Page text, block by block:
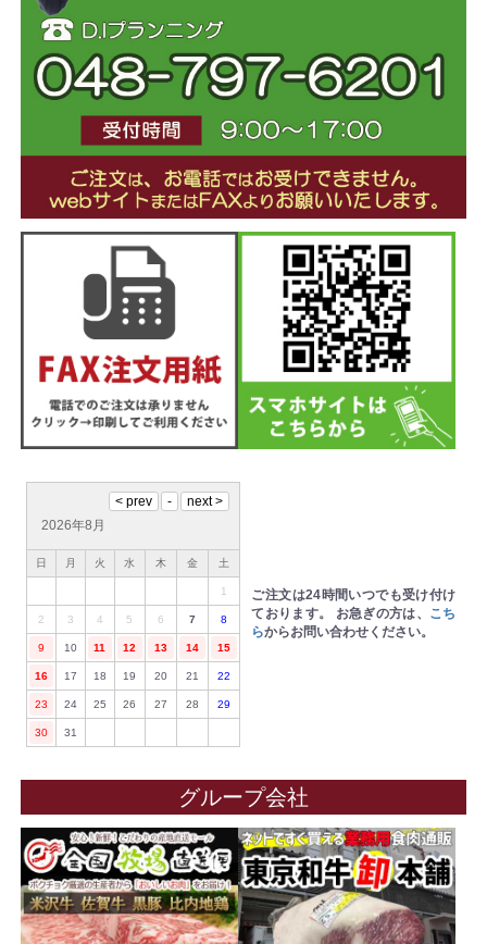
2026年8月
日 月 火 水 木 金 土
1
2 3 4 5 6 7 8
9 10 11 12 13 14 15
16 17 18 19 20 21 22
23 24 25 26 27 28 29
30 31
ご注文は24時間いつでも受け付け
ております。 お急ぎの方は、 こち
らからお問い合わせください。
グループ会社